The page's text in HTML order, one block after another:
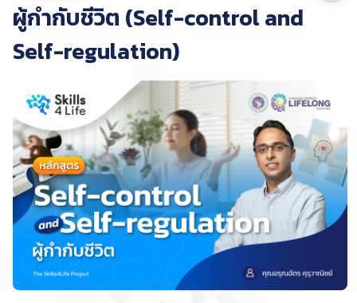
ผู้กำกับชีวิต (Self-control and
Self-regulation)